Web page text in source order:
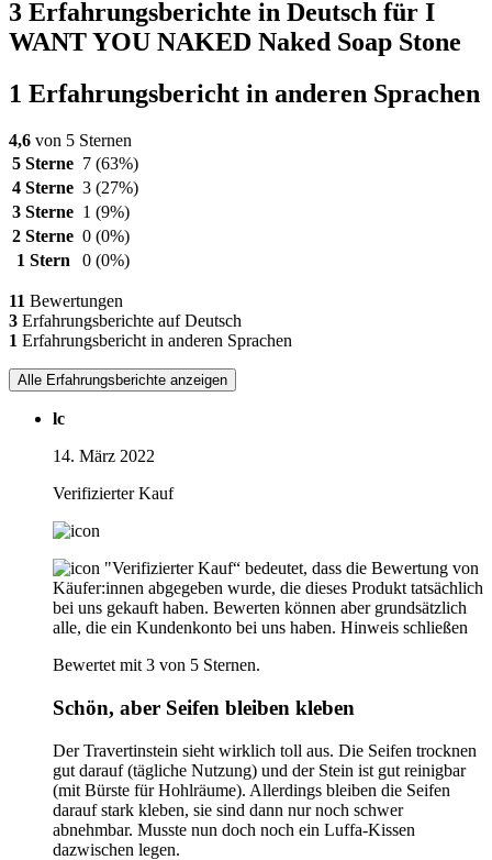
3 Erfahrungsberichte in Deutsch für I
WANT YOU NAKED Naked Soap Stone
1 Erfahrungsbericht in anderen Sprachen
4,6 von 5 Sternen
5 Sterne 7 (63%)
4 Sterne 3 (27%)
3 Sterne 1 (9%)
2 Sterne 0 (0%)
1 Stern
0 (0%)
11 Bewertungen
3 Erfahrungsberichte auf Deutsch
1 Erfahrungsbericht in anderen Sprachen
Alle Erfahrungsberichte anzeigen
lc
14. März 2022
Verifizierter Kauf
"Verifizierter Kauf“ bedeutet, dass die Bewertung von
Käufer:innen abgegeben wurde, die dieses Produkt tatsächlich
bei uns gekauft haben. Bewerten können aber grundsätzlich
alle, die ein Kundenkonto bei uns haben. Hinweis schließen
Bewertet mit 3 von 5 Sternen.
Schön, aber Seifen bleiben kleben
Der Travertinstein sieht wirklich toll aus. Die Seifen trocknen
gut darauf (tägliche Nutzung) und der Stein ist gut reinigbar
(mit Bürste für Hohlräume). Allerdings bleiben die Seifen
darauf stark kleben, sie sind dann nur noch schwer
abnehmbar. Musste nun doch noch ein Luffa-Kissen
dazwischen legen.